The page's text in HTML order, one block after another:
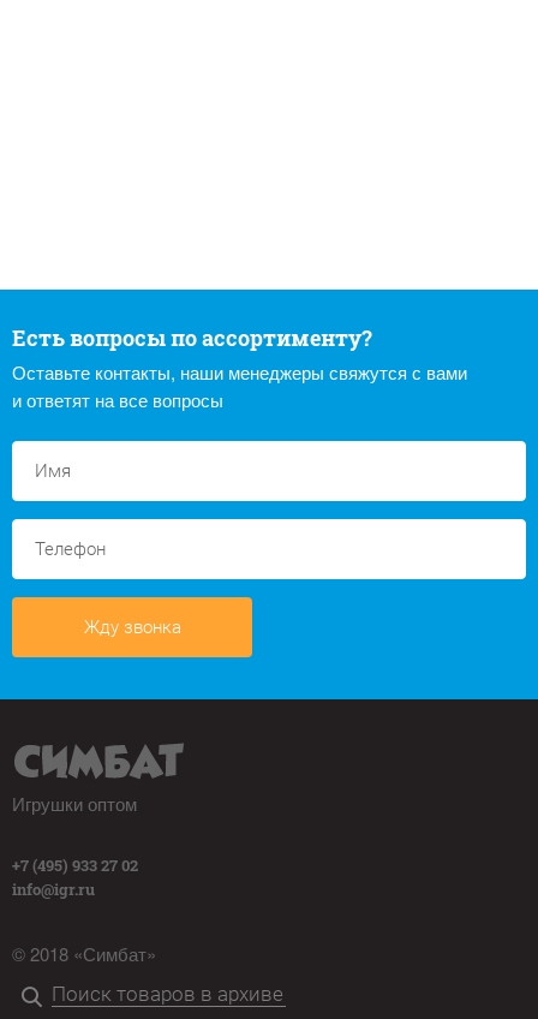
Есть вопросы по ассортименту?
Оставьте контакты, наши менеджеры свяжутся с вами
и ответят на все вопросы
Жду звонка
Игрушки оптом
+7 (495) 933 27 02
info@igr.ru
© 2018 «Симбат»